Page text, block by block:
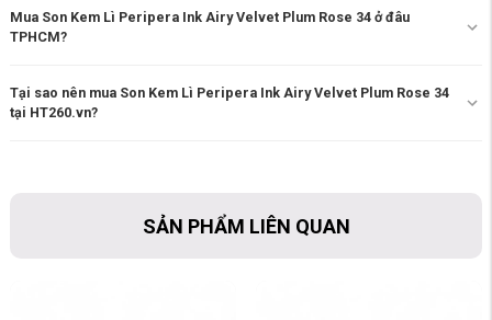
Mua Son Kem Lì Peripera Ink Airy Velvet Plum Rose 34 ở đâu
TPHCM?
Tại sao nên mua Son Kem Lì Peripera Ink Airy Velvet Plum Rose 34
tại HT260.vn?
SẢN PHẨM LIÊN QUAN